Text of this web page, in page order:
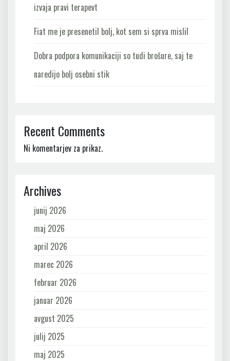
izvaja pravi terapevt
Fiat me je presenetil bolj, kot sem si sprva mislil
Dobra podpora komunikaciji so tudi brošure, saj te
naredijo bolj osebni stik
Recent Comments
Ni komentarjev za prikaz.
Archives
junij 2026
maj 2026
april 2026
marec 2026
februar 2026
januar 2026
avgust 2025
julij 2025
maj 2025